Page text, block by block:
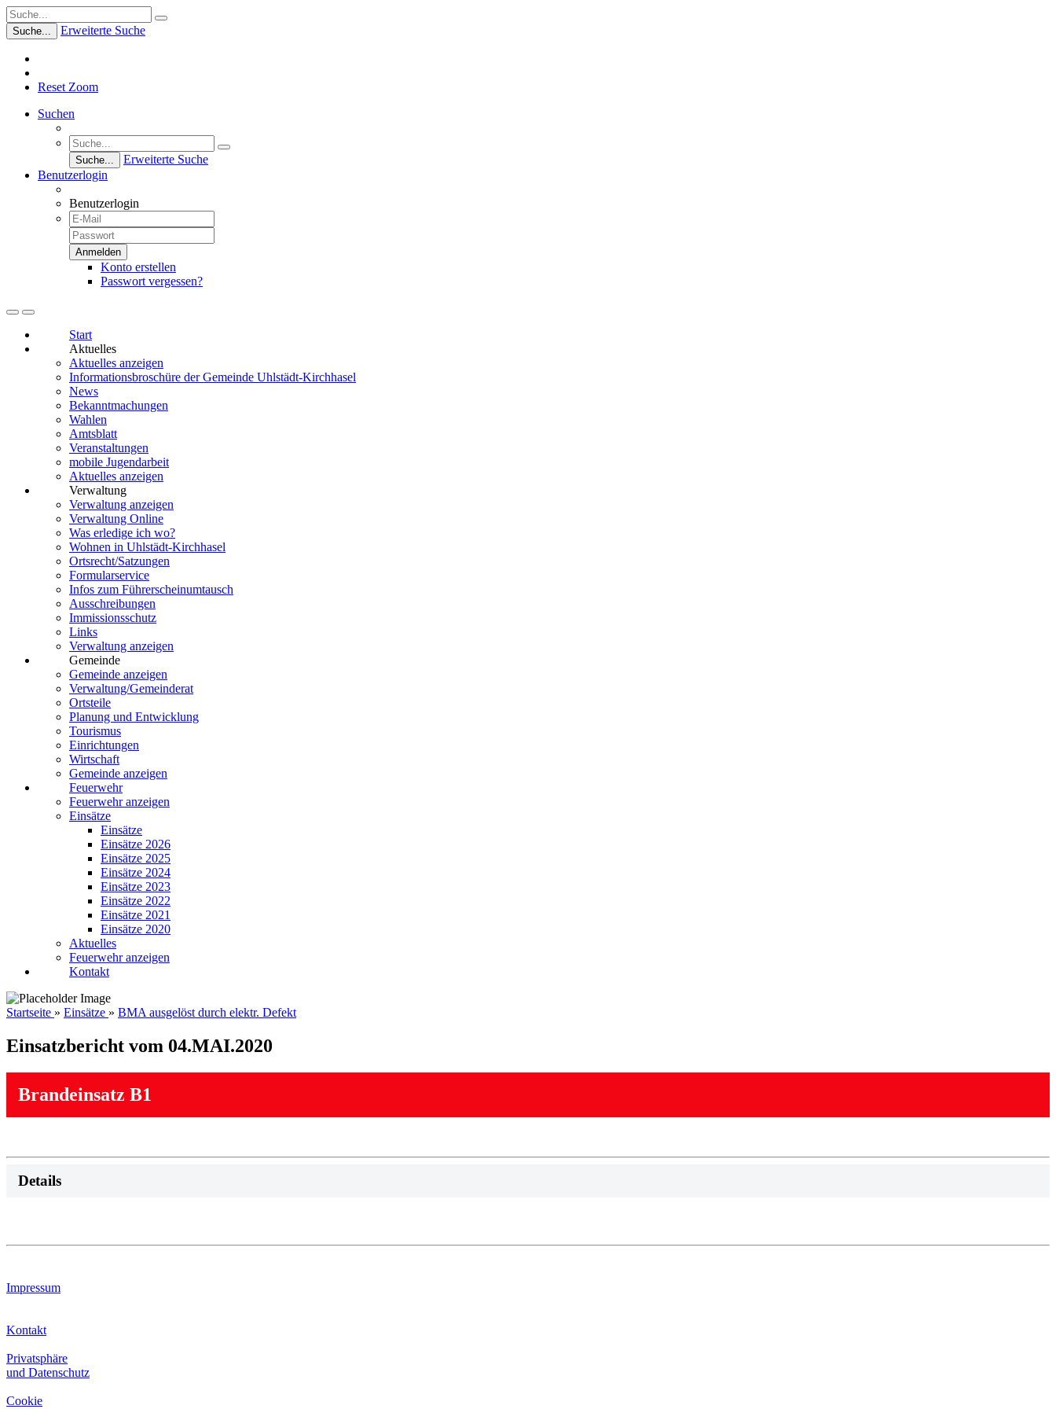
Suche... Erweiterte Suche
Reset Zoom
Suchen
Suche...
Erweiterte Suche
Benutzerlogin
Benutzerlogin
Konto erstellen
Passwort vergessen?
Start
Aktuelles
Aktuelles anzeigen
Informationsbroschüre der Gemeinde Uhlstädt-Kirchhasel
News
Bekanntmachungen
Wahlen
Amtsblatt
Veranstaltungen
mobile Jugendarbeit
Aktuelles anzeigen
Verwaltung
Verwaltung anzeigen
Verwaltung Online
Was erledige ich wo?
Wohnen in Uhlstädt-Kirchhasel
Ortsrecht/Satzungen
Formularservice
Infos zum Führerscheinumtausch
Ausschreibungen
Immissionsschutz
Links
Verwaltung anzeigen
Gemeinde
Gemeinde anzeigen
Verwaltung/Gemeinderat
Ortsteile
Planung und Entwicklung
Tourismus
Einrichtungen
Wirtschaft
Gemeinde anzeigen
Feuerwehr
Feuerwehr anzeigen
Einsätze
Einsätze
Einsätze 2026
Einsätze 2025
Einsätze 2024
Einsätze 2023
Einsätze 2022
Einsätze 2021
Einsätze 2020
Aktuelles
Feuerwehr anzeigen
Kontakt
Startseite » Einsätze » BMA ausgelöst durch elektr. Defekt
Einsatzbericht vom 04.MAI.2020
Brandeinsatz B1
Details
Impressum
Kontakt
Privatsphäre
und Datenschutz
Cookie